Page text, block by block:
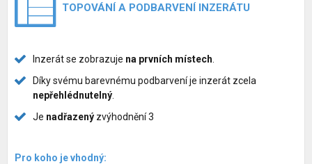
TOPOVÁNÍ A PODBARVENÍ INZERÁTU
Inzerát se zobrazuje na prvních místech
Díky svému barevnému podbarvení je inzerát zcela
nepřehlédnutelný
Je nadřazený zvýhodnění 3
Pro koho je vhodný: